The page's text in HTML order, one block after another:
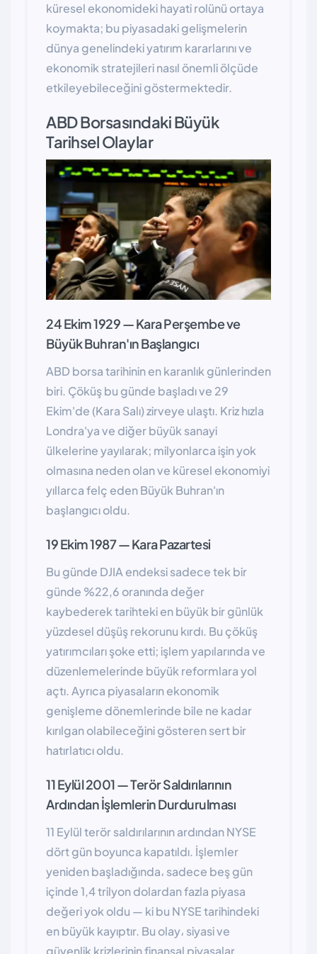
küresel ekonomideki hayati rolünü ortaya
koymakta; bu piyasadaki gelişmelerin
dünya genelindeki yatırım kararlarını ve
ekonomik stratejileri nasıl önemli ölçüde
etkileyebileceğini göstermektedir.
ABD Borsasındaki Büyük
Tarihsel Olaylar
24 Ekim 1929 — Kara Perşembe ve
Büyük Buhran'ın Başlangıcı
ABD borsa tarihinin en karanlık günlerinden
biri. Çöküş bu günde başladı ve 29
Ekim'de (Kara Salı) zirveye ulaştı. Kriz hızla
Londra'ya ve diğer büyük sanayi
ülkelerine yayılarak; milyonlarca işin yok
olmasına neden olan ve küresel ekonomiyi
yıllarca felç eden Büyük Buhran'ın
başlangıcı oldu.
19 Ekim 1987 — Kara Pazartesi
Bu günde DJIA endeksi sadece tek bir
günde %22,6 oranında değer
kaybederek tarihteki en büyük bir günlük
yüzdesel düşüş rekorunu kırdı. Bu çöküş
yatırımcıları şoke etti; işlem yapılarında ve
düzenlemelerinde büyük reformlara yol
açtı. Ayrıca piyasaların ekonomik
genişleme dönemlerinde bile ne kadar
kırılgan olabileceğini gösteren sert bir
hatırlatıcı oldu.
11 Eylül 2001 — Terör Saldırılarının
Ardından İşlemlerin Durdurulması
11 Eylül terör saldırılarının ardından NYSE
dört gün boyunca kapatıldı. İşlemler
yeniden başladığında، sadece beş gün
içinde 1,4 trilyon dolardan fazla piyasa
değeri yok oldu — ki bu NYSE tarihindeki
en büyük kayıptır. Bu olay، siyasi ve
güvenlik krizlerinin finansal piyasalar